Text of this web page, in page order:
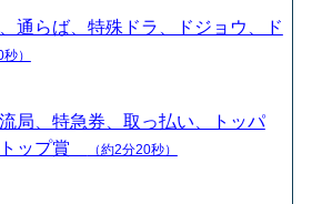
通らば、特殊ドラ、ドジョウ、ド
）
局、特急券、取っ払い、トッパ
トップ賞
（約2分20秒）